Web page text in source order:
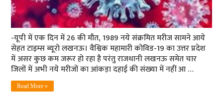
-यूपी में एक दिन में 26 की मौत, 1989 नये संक्रमित मरीज सामने आये
सेहत टाइम्‍स ब्‍यूरो लखनऊ। वैश्विक महामारी कोविड-19 का उत्तर प्रदेश
में असर कुछ कम जरूर हो रहा है परंतु राजधानी लखनऊ समेत चार
जिलों में अभी नये मरीजों का आंकड़ा दहाई की संख्‍या में नहीं आ …
Read More »